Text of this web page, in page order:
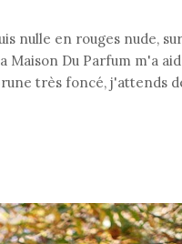
nulle en rouges nude,
Maison Du Parfum m'a
très foncé, j'attends